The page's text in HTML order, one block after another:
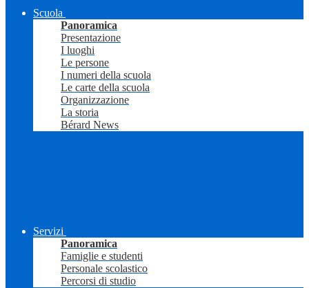
Scuola
Panoramica
Presentazione
I luoghi
Le persone
I numeri della scuola
Le carte della scuola
Organizzazione
La storia
Bérard News
Servizi
Panoramica
Famiglie e studenti
Personale scolastico
Percorsi di studio